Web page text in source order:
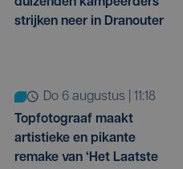
strijken neer in Dranouter
do 6 augustus | 11:18
Topfotograaf maakt
artistieke en pikante
remake van ‘Het Laatste